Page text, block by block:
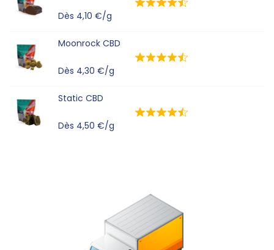
Dès 4,10 €/g
Moonrock CBD
Dès 4,30 €/g
Static CBD
Dès 4,50 €/g